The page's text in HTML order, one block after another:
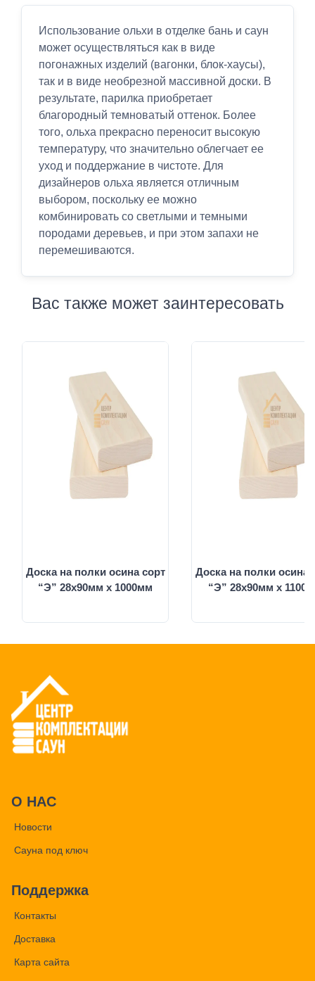
Использование ольхи в отделке бань и саун
может осуществляться как в виде
погонажных изделий (вагонки, блок-хаусы),
так и в виде необрезной массивной доски. В
результате, парилка приобретает
благородный темноватый оттенок. Более
того, ольха прекрасно переносит высокую
температуру, что значительно облегчает ее
уход и поддержание в чистоте. Для
дизайнеров ольха является отличным
выбором, поскольку ее можно
комбинировать со светлыми и темными
породами деревьев, и при этом запахи не
перемешиваются.
Вас также может заинтересовать
Доска на полки осина сорт
“Э” 28х90мм х 1000мм
Доска на полки осина
“Э” 28х90мм х
О НАС
Новости
Сауна под ключ
Поддержка
Контакты
Доставка
Карта сайта